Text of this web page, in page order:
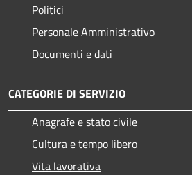
Politici
Personale Amministrativo
Documenti e dati
CATEGORIE DI SERVIZIO
Anagrafe e stato civile
Cultura e tempo libero
Vita lavorativa